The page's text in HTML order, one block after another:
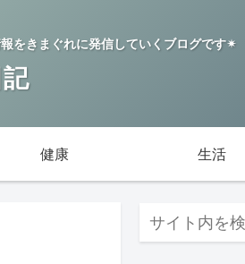
をきまぐれに発信していくブログです✴︎
健康 生活